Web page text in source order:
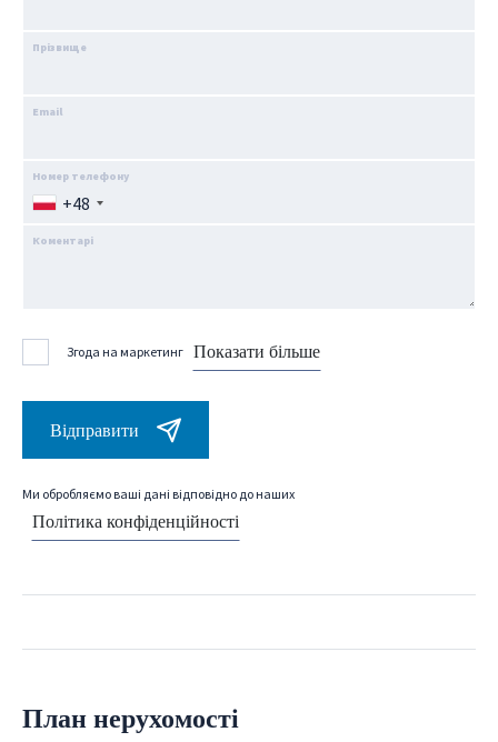
Прізвище
Email
Номер телефону
+48
Коментарі
Згода на маркетинг Показати більше
Відправити
Ми обробляємо ваші дані відповідно до наших
Політика конфіденційності
План нерухомості